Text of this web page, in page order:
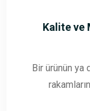
Kalite ve
Bir ürünün ya